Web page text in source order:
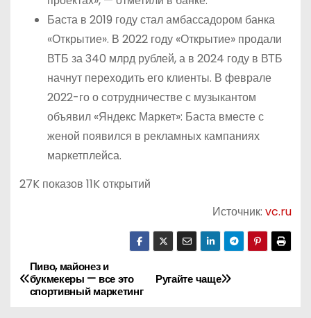
Баста в 2019 году стал амбассадором банка
«Открытие». В 2022 году «Открытие» продали
ВТБ за 340 млрд рублей, а в 2024 году в ВТБ
начнут переходить его клиенты. В феврале
2022-го о сотрудничестве с музыкантом
объявил «Яндекс Маркет»: Баста вместе с
женой появился в рекламных кампаниях
маркетплейса.
27K показов 11K открытий
Источник:vc.ru
Н
а
Ругайте чаще
Пиво, майонез и
букмекеры — все это
спортивный маркетинг